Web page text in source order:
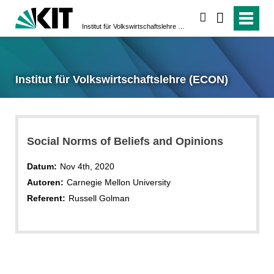
Institut für Volkswirtschaftslehre (ECON)
Social Norms of Beliefs and Opinions
Datum: Nov 4th, 2020
Autoren: Carnegie Mellon University
Referent: Russell Golman